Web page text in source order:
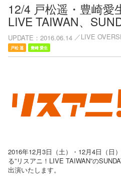
12/4 戸松遥・豊崎愛
LIVE TAIWAN、
UPDATE 2016.06.14 LIVE
戸松 遥 豊崎 愛生
2016年12月3日（土）・12月4日（日
る”リスアニ！LIVE TAIWAN”の
出演いたします。